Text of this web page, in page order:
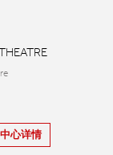
中心详情